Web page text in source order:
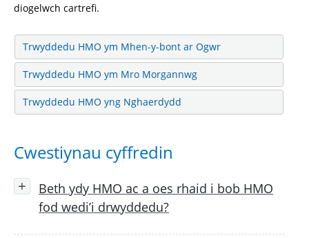
diogelwch cartrefi.
Trwyddedu HMO ym Mhen-y-bont ar Ogwr
Trwyddedu HMO ym Mro Morgannwg
Trwyddedu HMO yng Nghaerdydd
Cwestiynau cyffredin
Beth ydy HMO ac a oes rhaid i bob HMO
fod wedi’i drwyddedu?